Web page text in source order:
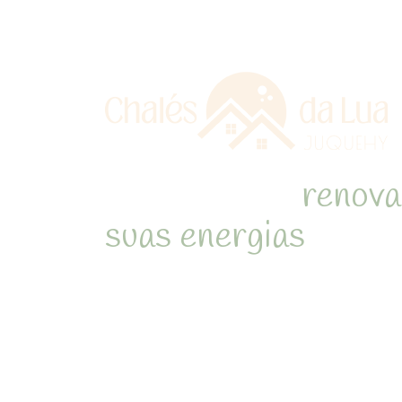
suas energias